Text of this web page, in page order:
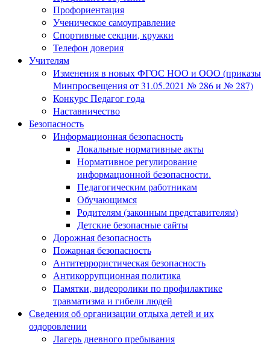
Профориентация
Ученическое самоуправление
Спортивные секции, кружки
Телефон доверия
Учителям
Изменения в новых ФГОС НОО и ООО (приказы
Минпросвещения от 31.05.2021 № 286 и № 287)
Конкурс Педагог года
Наставничество
Безопасность
Информационная безопасность
Локальные нормативные акты
Нормативное регулирование
информационной безопасности.
Педагогическим работникам
Обучающимся
Родителям (законным представителям)
Детские безопасные сайты
Дорожная безопасность
Пожарная безопасность
Антитеррористическая безопасность
Антикоррупционная политика
Памятки, видеоролики по профилактике
травматизма и гибели людей
Сведения об организации отдыха детей и их
оздоровлении
Лагерь дневного пребывания